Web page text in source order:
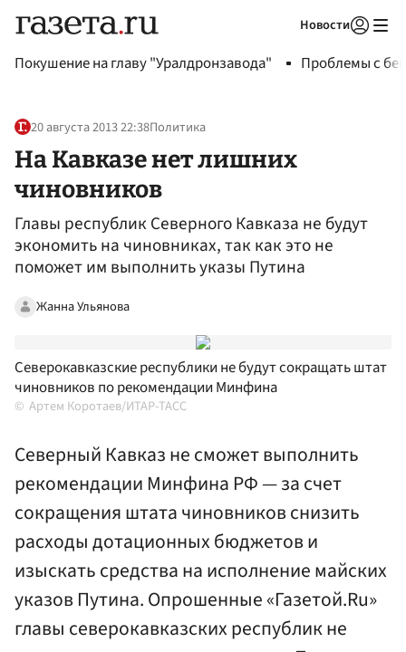
Новости
Покушение на главу "Уралдронзавода" Проблемы с
20 августа 2013 22:38Политика
На Кавказе нет лишних
чиновников
Главы республик Северного Кавказа не будут
экономить на чиновниках, так как это не
поможет им выполнить указы Путина
Жанна Ульянова
Северокавказские республики не будут сокращать штат
чиновников по рекомендации Минфина
Артем Коротаев/ИТАР-ТАСС
Северный Кавказ не сможет выполнить
рекомендации Минфина РФ — за счет
сокращения штата чиновников снизить
расходы дотационных бюджетов и
изыскать средства на исполнение майских
указов Путина. Опрошенные «Газетой.Ru»
главы северокавказских республик не